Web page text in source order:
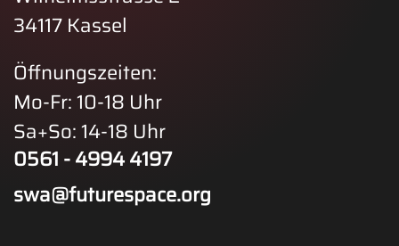
34117 Kassel
Öffnungszeiten:
Mo-Fr: 10-18 Uhr
Sa+So: 14-18 Uhr
0561 - 4994 4197
swa@futurespace.org